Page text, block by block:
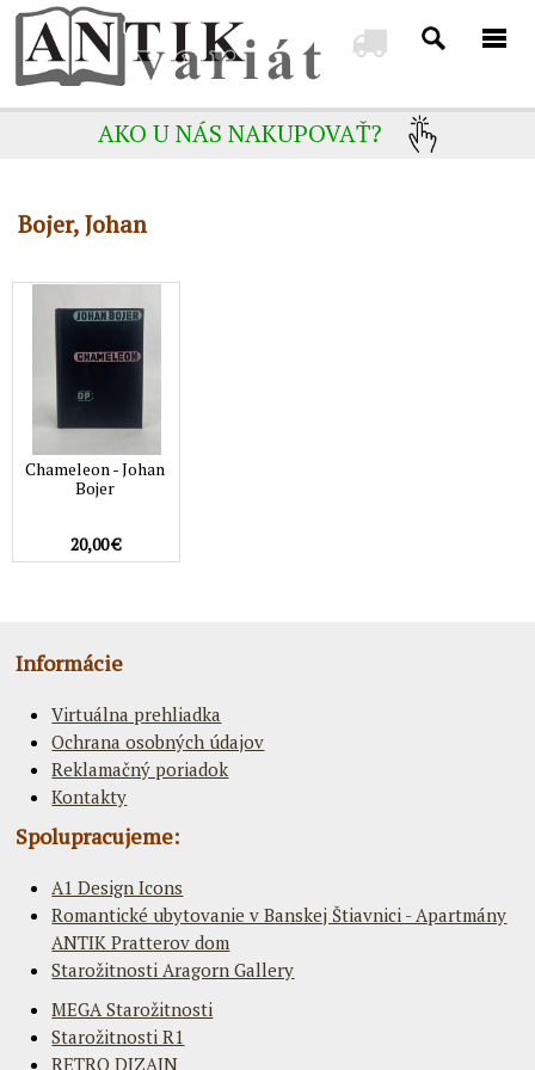
AKO U NÁS NAKUPOVAŤ?
Bojer, Johan
Chameleon - Johan
Bojer
20,00 €
Informácie
Virtuálna prehliadka
Ochrana osobných údajov
Reklamačný poriadok
Kontakty
Spolupracujeme:
A1 Design Icons
Romantické ubytovanie v Banskej Štiavnici - Apartmány
ANTIK Pratterov dom
Starožitnosti Aragorn Gallery
MEGA Starožitnosti
Starožitnosti R1
RETRO DIZAJN